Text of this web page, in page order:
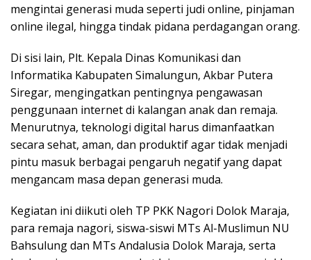
mengintai generasi muda seperti judi online, pinjaman
online ilegal, hingga tindak pidana perdagangan orang.
Di sisi lain, Plt. Kepala Dinas Komunikasi dan
Informatika Kabupaten Simalungun, Akbar Putera
Siregar, mengingatkan pentingnya pengawasan
penggunaan internet di kalangan anak dan remaja.
Menurutnya, teknologi digital harus dimanfaatkan
secara sehat, aman, dan produktif agar tidak menjadi
pintu masuk berbagai pengaruh negatif yang dapat
mengancam masa depan generasi muda.
Kegiatan ini diikuti oleh TP PKK Nagori Dolok Maraja,
para remaja nagori, siswa-siswi MTs Al-Muslimun NU
Bahsulung dan MTs Andalusia Dolok Maraja, serta